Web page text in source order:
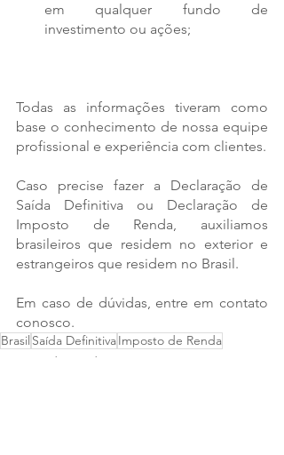
em qualquer fundo de
investimento ou ações;
Todas as informações tiveram como
base o conhecimento de nossa equipe
profissional e experiência com clientes.
Caso precise fazer a Declaração de
Saída Definitiva ou Declaração de
Imposto de Renda, auxiliamos
brasileiros que residem no exterior e
estrangeiros que residem no Brasil.
Em caso de dúvidas, entre em contato
conosco.
Brasil Saída DefinitivaImposto de Renda
Imposto de Renda